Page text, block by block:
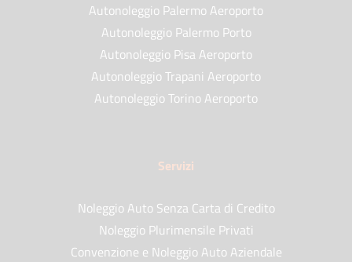
Autonoleggio Palermo Aeroporto
Autonoleggio Palermo Porto
Autonoleggio Pisa Aeroporto
Autonoleggio Trapani Aeroporto
Autonoleggio Torino Aeroporto
Servizi
Noleggio Auto Senza Carta di Credito
Noleggio Plurimensile Privati
Convenzione e Noleggio Auto Aziendale